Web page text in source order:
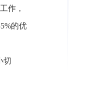
作，
的优
切